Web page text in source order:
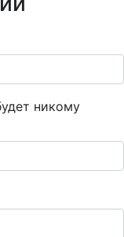
никому